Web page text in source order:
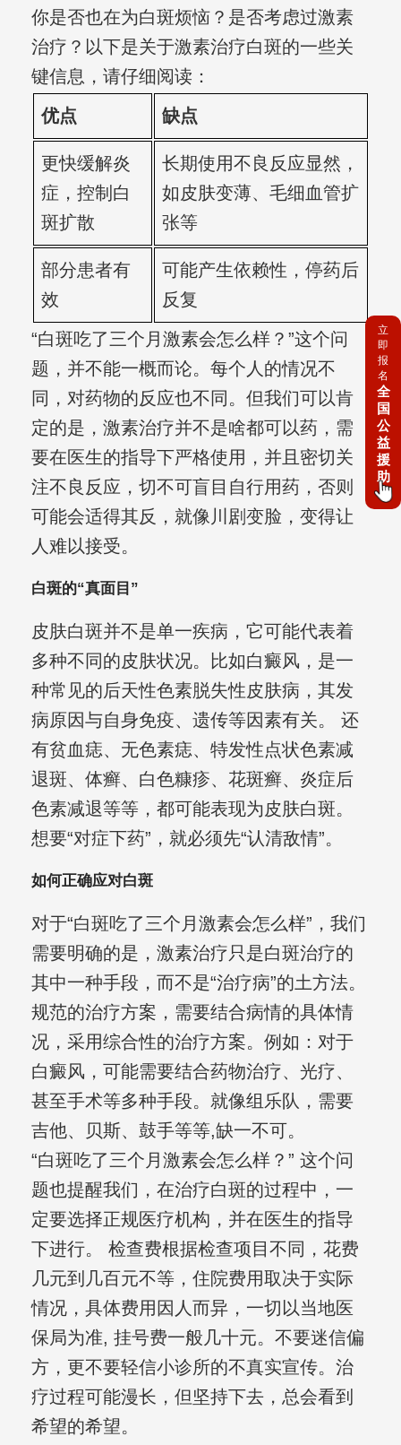
你是否也在为白斑烦恼？是否考虑过激素
治疗？以下是关于激素治疗白斑的一些关
键信息，请仔细阅读：
优点
缺点
更快缓解炎
症，控制白
斑扩散
长期使用不良反应显然，
如皮肤变薄、毛细血管扩
张等
部分患者有
效
可能产生依赖性，停药后
反复
“白斑吃了三个月激素会怎么样？”这个问
题，并不能一概而论。每个人的情况不
同，对药物的反应也不同。但我们可以肯
定的是，激素治疗并不是啥都可以药，需
要在医生的指导下严格使用，并且密切关
注不良反应，切不可盲目自行用药，否则
可能会适得其反，就像川剧变脸，变得让
人难以接受。
白斑的“真面目”
皮肤白斑并不是单一疾病，它可能代表着
多种不同的皮肤状况。比如白癜风，是一
种常见的后天性色素脱失性皮肤病，其发
病原因与自身免疫、遗传等因素有关。 还
有贫血痣、无色素痣、特发性点状色素减
退斑、体癣、白色糠疹、花斑癣、炎症后
色素减退等等，都可能表现为皮肤白斑。
想要“对症下药”，就必须先“认清敌情”。
如何正确应对白斑
对于“白斑吃了三个月激素会怎么样”，我们
需要明确的是，激素治疗只是白斑治疗的
其中一种手段，而不是“治疗病”的土方法。
规范的治疗方案，需要结合病情的具体情
况，采用综合性的治疗方案。例如：对于
白癜风，可能需要结合药物治疗、光疗、
甚至手术等多种手段。就像组乐队，需要
吉他、贝斯、鼓手等等,缺一不可。
“白斑吃了三个月激素会怎么样？” 这个问
题也提醒我们，在治疗白斑的过程中，一
定要选择正规医疗机构，并在医生的指导
下进行。 检查费根据检查项目不同，花费
几元到几百元不等，住院费用取决于实际
情况，具体费用因人而异，一切以当地医
保局为准, 挂号费一般几十元。不要迷信偏
方，更不要轻信小诊所的不真实宣传。治
疗过程可能漫长，但坚持下去，总会看到
希望的希望。
立
即
报
名
全
国
公
益
援
助